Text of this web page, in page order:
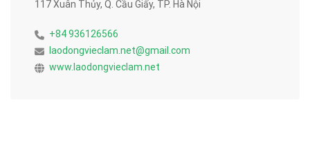
117 Xuân Thủy, Q. Cầu Giấy, TP. Hà Nội
+84 936126566
laodongvieclam.net@gmail.com
www.laodongvieclam.net